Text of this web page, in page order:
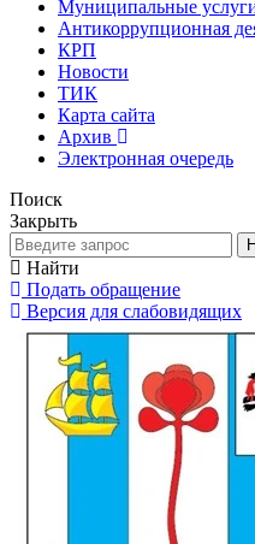
Муниципальные
Антикоррупционная
КРП
Новости
ТИК
Карта сайта
Архив
Электронная очередь
Поиск
Закрыть
Найти
Подать обращение
Версия для слабовидящих